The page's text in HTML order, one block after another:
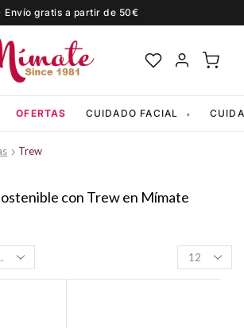
Envío gratis a partir de 50€
OFERTAS CUIDADO FACIAL ▾
Trew
con Trew en Mímate
Productos
per
page